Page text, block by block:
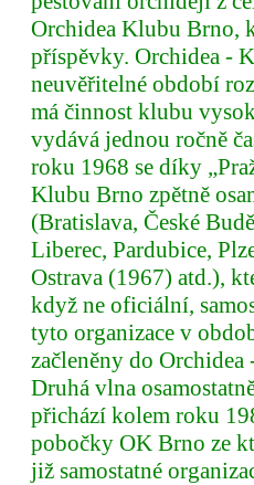
Orchidea Klubu Brno,
příspěvky. Orchidea -
neuvěřitelné období
má činnost klubu
vydává jednou ročně
roku 1968 se díky
Klubu Brno zpětně
(Bratislava, České
Liberec, Pardubice,
Ostrava (1967) atd.),
když ne oficiální,
tyto organizace v
začleněny do
Druhá vlna
přichází kolem roku
pobočky OK Brno ze
již samostatné